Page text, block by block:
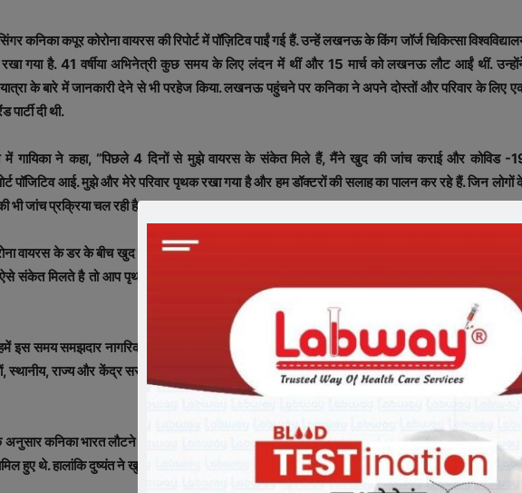
कनिका कपूर कोरोना वायरस की रिपोर्ट में पॉज़िटिव पाईं गई हैं. उन्हें लखनऊ के किंग जॉर्ज चिकित्सा
गया है. 41 वर्षीया अभिनेत्री कुछ समय के लिए लंदन में थीं और 15 मार्च को लखनऊ लौट आईं थीं.
के बारे में जानकारी देने से भी परहेज किया. लखनऊ पहुंचने पर कनिका ने अपने दोस्तों और परिवार के लिए
दी थी.
में गायिका ने कहा, “पिछले 4 दिनों से मुझे वायरस के संकेत मिले हैं, मैंने खुद की जांच कराई और कोविड -
पॉजिटिव आई. मुझे और मेरे परिवार पृथक रखा गया है और हम डॉक्‍टरों की सलाह का पालन कर रहे हैं. जिन लोगों
भी जांच प्रक्रिया चल रही है.’
वायरस के डर के बीच खुद को पृथक रखने की सलाह दी है. उन्‍होंने कहा,’ इस स्तर पर मैं आप सभी से आग्रह करना
संकेत मिलते है तो आप पृथक रहने का अभ्यास करें और परीक्षण करवाएं. मैं एक सामान्य वायरस और हल्के बुखार
इस समय समझदार नागरिक होने की जरूरत है और हमें सभी के बारे में सोचना चाहिए. हम बिना घबराहट के इसकी
स्थानीय, राज्य और केंद्र सरकार के निर्देशों को सुनते रहना चाहिए. सभी के अच्छे स्वास्थ्य की कामना. जय हिंद!
अनुसार कनिका भारत लौटने के बाद एक पार्टी का आयोजन किया था. कहा जा रहा कि उनके इस पार्टी में राजस्थान के
हुए थे. हालांकि दुष्यंत ने खुद को अब आइसोलेट कर लिया है.